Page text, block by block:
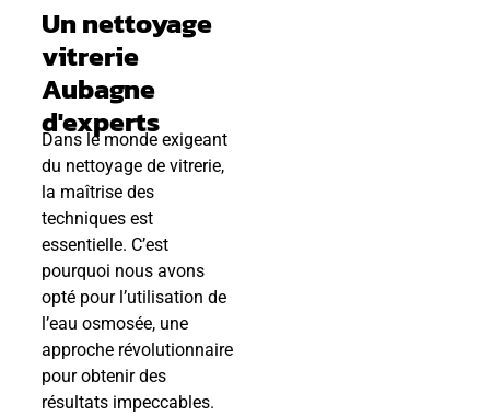
Un nettoyage
vitrerie
Aubagne
d'experts
Dans le monde exigeant
du nettoyage de vitrerie,
la maîtrise des
techniques est
essentielle. C’est
pourquoi nous avons
opté pour l’utilisation de
l’eau osmosée, une
approche révolutionnaire
pour obtenir des
résultats impeccables.